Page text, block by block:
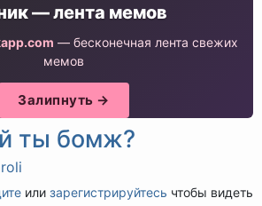
— лента мемов
— бесконечная лента свежих
мемов
Залипнуть →
ты бомж?
или зарегистрируйтесь чтобы видеть